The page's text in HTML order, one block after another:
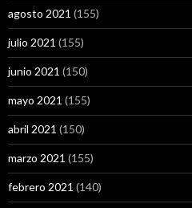
agosto 2021 (155)
julio 2021 (155)
junio 2021 (150)
mayo 2021 (155)
abril 2021 (150)
marzo 2021 (155)
febrero 2021 (140)